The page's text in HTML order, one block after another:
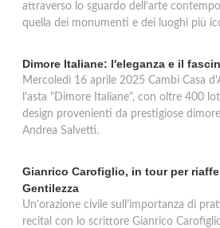
attraverso lo sguardo dell’arte
quella dei monumenti e dei luoghi più
Dimore Italiane: l'eleganza e il
Mercoledì 16 aprile 2025 Cambi Casa
l'asta "Dimore Italiane", con oltre 400
design provenienti da prestigiose
Andrea Salvetti.
Gianrico Carofiglio, in tour per
Gentilezza
Un’orazione civile sull’importanza di
recital con lo scrittore Gianrico